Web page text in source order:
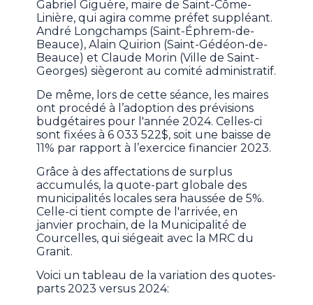
Gabriel Giguère, maire de Saint-Côme-
Linière, qui agira comme préfet suppléant.
André Longchamps (Saint-Éphrem-de-
Beauce), Alain Quirion (Saint-Gédéon-de-
Beauce) et Claude Morin (Ville de Saint-
Georges) siègeront au comité administratif.
De même, lors de cette séance, les maires
ont procédé à l’adoption des prévisions
budgétaires pour l'année 2024. Celles-ci
sont fixées à 6 033 522$, soit une baisse de
11% par rapport à l’exercice financier 2023.
Grâce à des affectations de surplus
accumulés, la quote-part globale des
municipalités locales sera haussée de 5%.
Celle-ci tient compte de l'arrivée, en
janvier prochain, de la Municipalité de
Courcelles, qui siégeait avec la MRC du
Granit.
Voici un tableau de la variation des quotes-
parts 2023 versus 2024: